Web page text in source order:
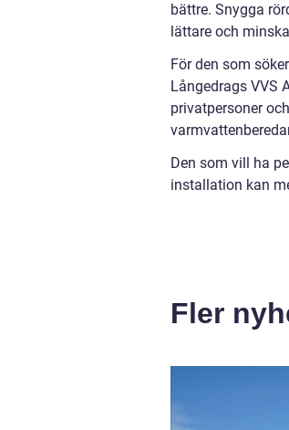
bättre. Snygga
lättare och
För den som
Långedrags VVS
privatpersoner
Den som vill ha
installation kan
Fler